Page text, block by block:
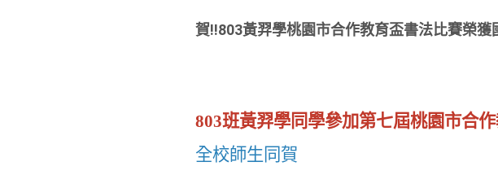
賀!!803黃羿學桃園市合作教育盃書法比賽榮獲
803班黃羿學同學參加第七屆桃園市合
全校師生同賀